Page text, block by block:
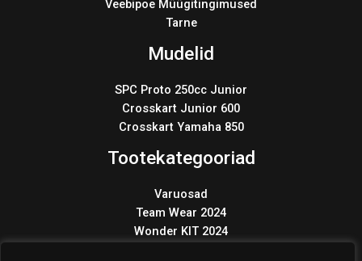
Veebipoe Müügitingimused
Tarne
Mudelid
SPC Proto 250cc Junior
Crosskart Junior 600
Crosskart Yamaha 850
Tootekategooriad
Varuosad
Team Wear 2024
Wonder KIT 2024
Products